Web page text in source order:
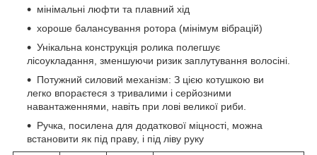
мінімальні люфти та плавний хід
хороше балансування ротора (мінімум вібрацій)
Унікальна конструкція ролика полегшує
лісоукладання, зменшуючи ризик заплутування волосіні.
Потужний силовий механізм: З цією котушкою ви
легко впораєтеся з тривалими і серйозними
навантаженнями, навіть при лові великої риби.
Ручка, посилена для додаткової міцності, можна
встановити як під праву, і під ліву руку